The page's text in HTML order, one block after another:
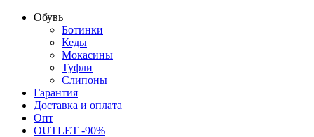
Обувь
Ботинки
Кеды
Мокасины
Туфли
Слипоны
Гарантия
Доставка и оплата
Опт
OUTLET -90%